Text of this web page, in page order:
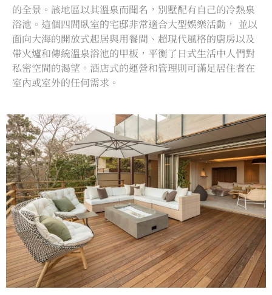
的全景。該地區以其溫泉而聞名，別墅配有自己的冷熱泉
浴池。這個四間臥室的宅邸非常適合大型娛樂活動， 並以
面向大海的開放式起居與用餐間、超現代風格的廚房以及
帶火爐和傳統溫泉浴池的甲板，平衡了日式生活中人們對
私密空間的渴望。酒店式的運營和管理則可滿足居住者在
室內或室外的任何需求。